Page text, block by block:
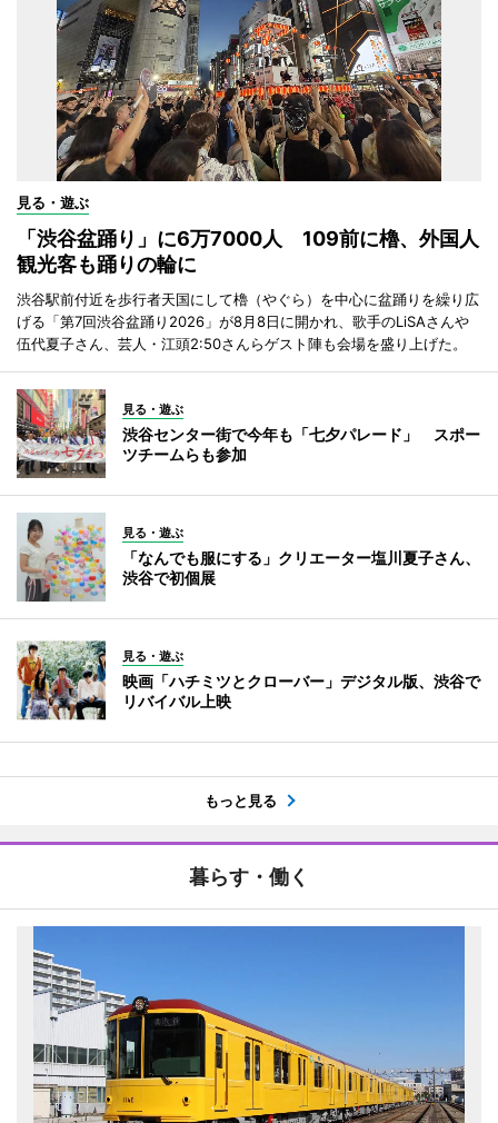
見る・遊ぶ
「渋谷盆踊り」に6万7000人 109前に櫓、外国人
観光客も踊りの輪に
渋谷駅前付近を歩行者天国にして櫓（やぐら）を中心に盆踊りを繰り広
げる「第7回渋谷盆踊り2026」が8月8日に開かれ、歌手のLiSAさんや
伍代夏子さん、芸人・江頭2:50さんらゲスト陣も会場を盛り上げた。
見る・遊ぶ
渋谷センター街で今年も「七夕パレード」 スポー
ツチームらも参加
見る・遊ぶ
「なんでも服にする」クリエーター塩川夏子さん、
渋谷で初個展
見る・遊ぶ
映画「ハチミツとクローバー」デジタル版、渋谷で
リバイバル上映
もっと見る
暮らす・働く